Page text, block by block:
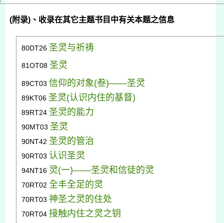
(附录) 、收录在其它主题书目中有关本题之信息
80DT26 圣灵与祈祷
81OT08 圣灵
89CT03 信仰的对象(叁)——圣灵
89KT06 圣灵(认识内住的基督)
89RT24 圣灵的能力
90MT03 圣灵
90NT42 圣灵的管治
90RT03 认识圣灵
94NT16 灵(一)——圣灵和信徒的灵
70RT02 全丰全足的灵
70RT03 神圣之灵的住处
70RT04 接触内住之灵之钥